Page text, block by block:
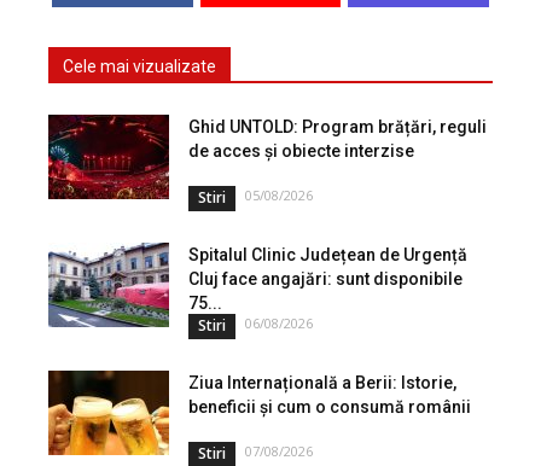
Cele mai vizualizate
Ghid UNTOLD: Program brățări, reguli
de acces și obiecte interzise
Stiri 05/08/2026
Spitalul Clinic Județean de Urgență
Cluj face angajări: sunt disponibile
75...
Stiri 06/08/2026
Ziua Internațională a Berii: Istorie,
beneficii și cum o consumă românii
Stiri 07/08/2026